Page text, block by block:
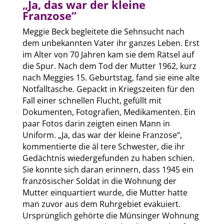
„Ja, das war der kleine
Franzose“
Meggie Beck begleitete die Sehnsucht nach
dem unbekannten Vater ihr ganzes Leben. Erst
im Alter von 70 Jahren kam sie dem Rätsel auf
die Spur. Nach dem Tod der Mutter 1962, kurz
nach Meggies 15. Geburtstag, fand sie eine alte
Notfalltasche. Gepackt in Kriegszeiten für den
Fall einer schnellen Flucht, gefüllt mit
Dokumenten, Fotografien, Medikamenten. Ein
paar Fotos darin zeigten einen Mann in
Uniform. „Ja, das war der kleine Franzose“,
kommentierte die äl tere Schwester, die ihr
Gedächtnis wiedergefunden zu haben schien.
Sie konnte sich daran erinnern, dass 1945 ein
französischer Soldat in die Wohnung der
Mutter einquartiert wurde, die Mutter hatte
man zuvor aus dem Ruhrgebiet evakuiert.
Ursprünglich gehörte die Münsinger Wohnung